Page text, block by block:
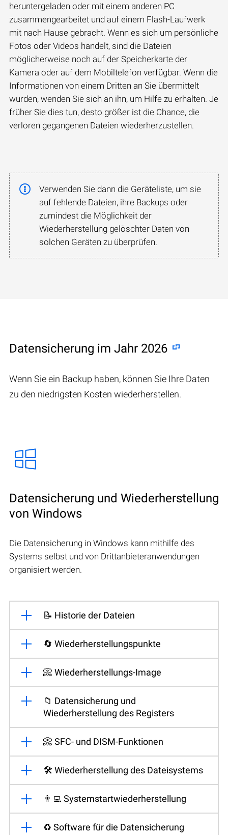
heruntergeladen oder mit einem anderen PC
zusammengearbeitet und auf einem Flash-Laufwerk
mit nach Hause gebracht. Wenn es sich um persönliche
Fotos oder Videos handelt, sind die Dateien
möglicherweise noch auf der Speicherkarte der
Kamera oder auf dem Mobiltelefon verfügbar. Wenn die
Informationen von einem Dritten an Sie übermittelt
wurden, wenden Sie sich an ihn, um Hilfe zu erhalten. Je
früher Sie dies tun, desto größer ist die Chance, die
verloren gegangenen Dateien wiederherzustellen.
Verwenden Sie dann die Geräteliste, um sie
auf fehlende Dateien, ihre Backups oder
zumindest die Möglichkeit der
Wiederherstellung gelöschter Daten von
solchen Geräten zu überprüfen.
Datensicherung im Jahr 2026
Wenn Sie ein Backup haben, können Sie Ihre Daten
zu den niedrigsten Kosten wiederherstellen.
Datensicherung und Wiederherstellung
von Windows
Die Datensicherung in Windows kann mithilfe des
Systems selbst und von Drittanbieteranwendungen
organisiert werden.
📝 Historie der Dateien
🔄 Wiederherstellungspunkte
📀 Wiederherstellungs-Image
📁 Datensicherung und
Wiederherstellung des Registers
📀 SFC- und DISM-Funktionen
🛠️ Wiederherstellung des Dateisystems
👨‍💻 Systemstartwiederherstellung
♻️ Software für die Datensicherung